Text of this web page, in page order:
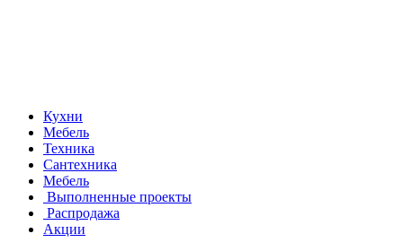
Кухни
Мебель
Техника
Сантехника
Мебель
Выполненные проекты
Распродажа
Акции